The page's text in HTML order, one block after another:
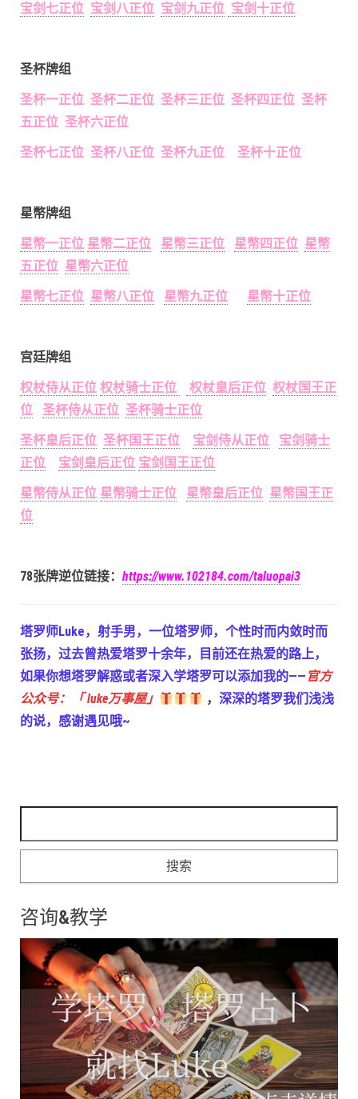
宝剑七正位 宝剑八正位 宝剑九正位 宝剑十正位
圣杯牌组
圣杯一正位 圣杯二正位 圣杯三正位 圣杯四正位 圣杯
五正位 圣杯六正位
圣杯七正位 圣杯八正位 圣杯九正位 圣杯十正位
星幣牌组
星幣一正位 星幣二正位 星幣三正位 星幣四正位 星幣
五正位 星幣六正位
星幣七正位 星幣八正位 星幣九正位 星幣十正位
宫廷牌组
权杖侍从正位 权杖骑士正位 权杖皇后正位 权杖国王正
位
圣杯侍从正位 圣杯骑士正位
圣杯皇后正位 圣杯国王正位 宝剑侍从正位
宝剑骑士
正位
宝剑皇后正位 宝剑国王正位
星幣侍从正位 星幣骑士正位 星幣皇后正位 星幣国王正
位
78张牌逆位链接： https://www.102184.com/taluopai3
塔罗师Luke，射手男，一位塔罗师，个性时而内敛时而
张扬，过去曾热爱塔罗十余年，目前还在热爱的路上，
如果你想塔罗解惑或者深入学塔罗可以添加我的—— 官方
公众号：「 luke万事屋」
， 深深的塔罗我们浅浅
的说，感谢遇见哦~
咨询&教学